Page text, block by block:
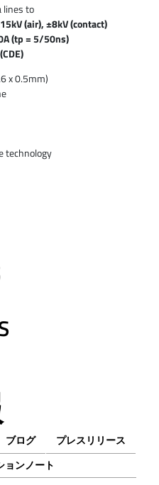
lines to
(air), ±8kV (contact)
(tp = 5/50ns)
x 0.5mm)
technology
ブログ
プレスリリース
ョンノート